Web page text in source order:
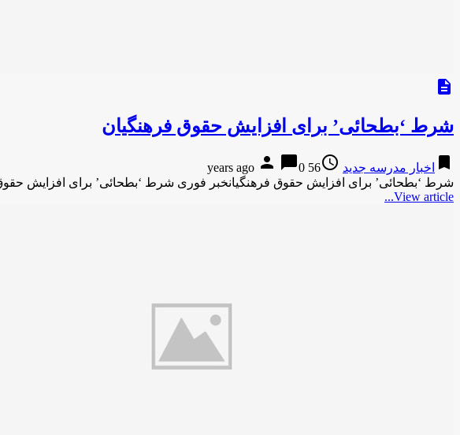
description
شرط ‘بطحائی’ برای افزایش حقوق فرهنگیان
bookmark اخبار مدرسه جدید access_time
56 years ago
person chat_bubble0
شرط ‘بطحائی’ برای افزایش حقوق فرهنگیانخبر فوری شرط ‘بطحائی’ برای افزایش
View article...